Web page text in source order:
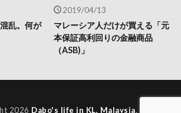
乱。何が
2019/04/13
マレーシア人だけが買える「元
本保証高利回りの金融商品
（ASB)」
2026 Dabo's life in KL, Malaysia.